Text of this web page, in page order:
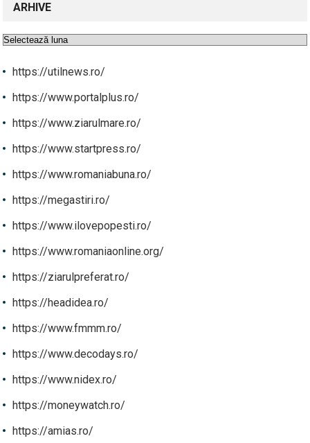
ARHIVE
Arhive
https://utilnews.ro/
https://www.portalplus.ro/
https://www.ziarulmare.ro/
https://www.startpress.ro/
https://www.romaniabuna.ro/
https://megastiri.ro/
https://www.ilovepopesti.ro/
https://www.romaniaonline.org/
https://ziarulpreferat.ro/
https://headidea.ro/
https://www.fmmm.ro/
https://www.decodays.ro/
https://www.nidex.ro/
https://moneywatch.ro/
https://amias.ro/